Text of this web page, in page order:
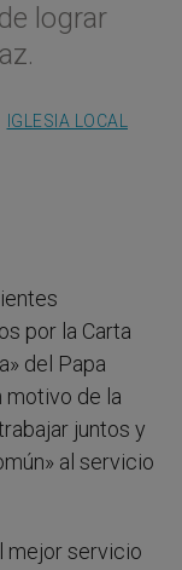
lograr
IGLESIA LOCAL
por la Carta
del Papa
motivo de la
juntos y
al servicio
mejor servicio